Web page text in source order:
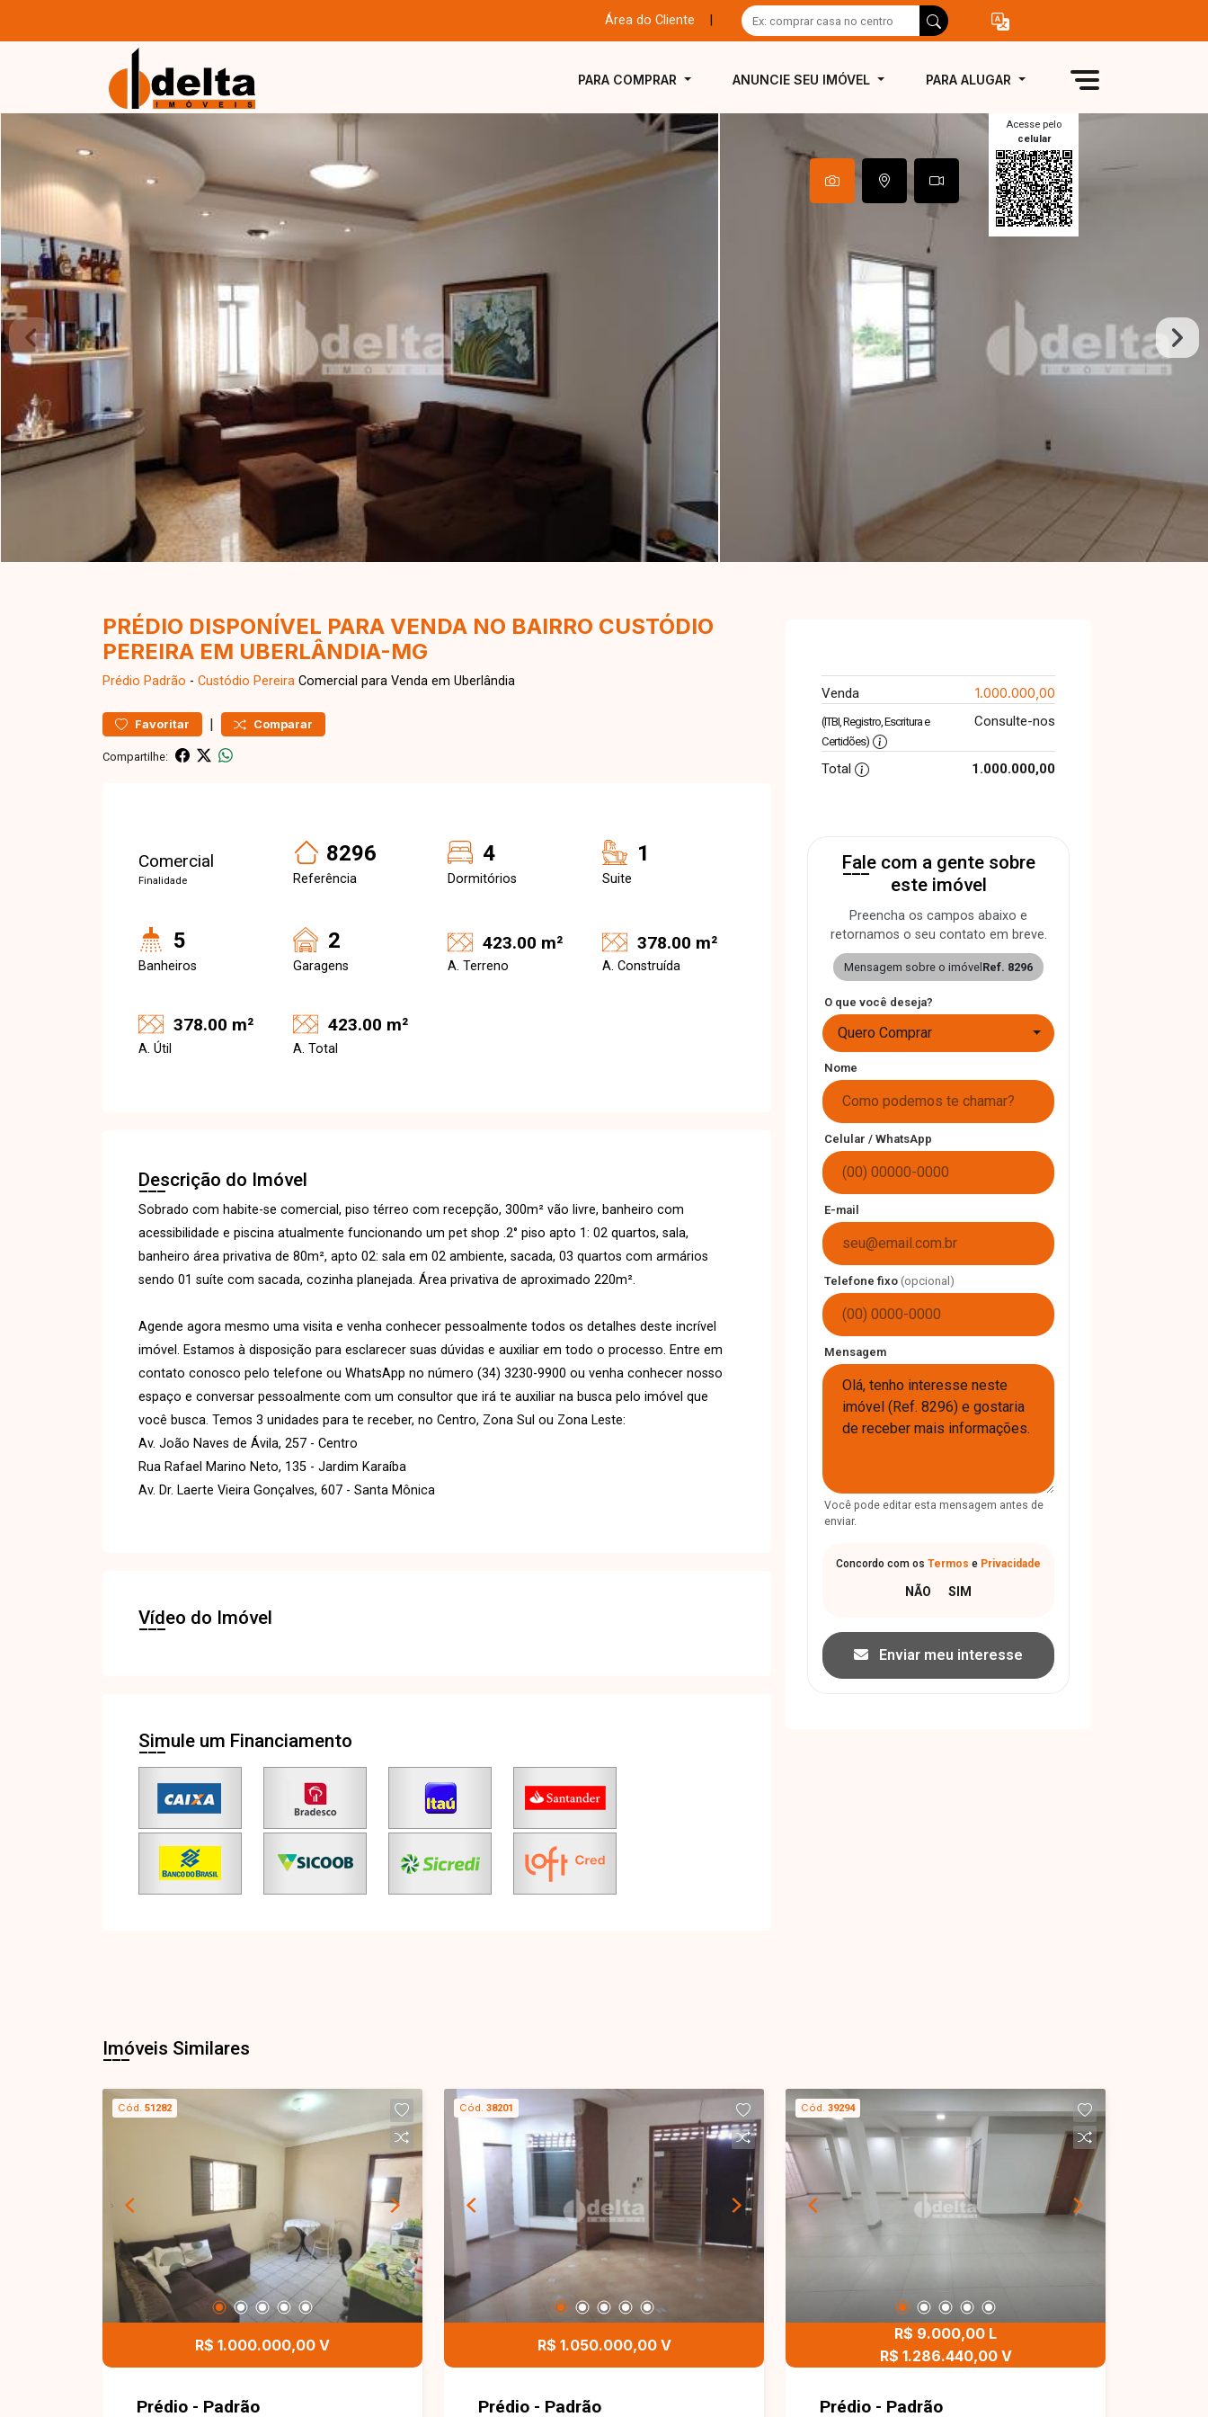
Área do Cliente
PARA COMPRAR ANUNCIE SEU IMÓVEL PARA ALUGAR
Acesse pelo
celular
PRÉDIO DISPONÍVEL PARA VENDA NO BAIRRO CUSTÓDIO
PEREIRA EM UBERLÂNDIA-MG
Prédio Padrão - Custódio Pereira Comercial para Venda em Uberlândia
Favoritar | Comparar
Compartilhe:
Comercial
Finalidade
8296
Referência
4
Dormitórios
1
Suite
5
Banheiros
2
Garagens
423.00 m²
A. Terreno
378.00 m²
A. Construída
378.00 m²
A. Útil
423.00 m²
A. Total
Descrição do Imóvel
Sobrado com habite-se comercial, piso térreo com recepção, 300m² vão livre, banheiro com
acessibilidade e piscina atualmente funcionando um pet shop .2° piso apto 1: 02 quartos, sala,
banheiro área privativa de 80m², apto 02: sala em 02 ambiente, sacada, 03 quartos com armários
sendo 01 suíte com sacada, cozinha planejada. Área privativa de aproximado 220m².
Agende agora mesmo uma visita e venha conhecer pessoalmente todos os detalhes deste incrível
imóvel. Estamos à disposição para esclarecer suas dúvidas e auxiliar em todo o processo. Entre em
contato conosco pelo telefone ou WhatsApp no número (34) 3230-9900 ou venha conhecer nosso
espaço e conversar pessoalmente com um consultor que irá te auxiliar na busca pelo imóvel que
você busca. Temos 3 unidades para te receber, no Centro, Zona Sul ou Zona Leste:
Av. João Naves de Ávila, 257 - Centro
Rua Rafael Marino Neto, 135 - Jardim Karaíba
Av. Dr. Laerte Vieira Gonçalves, 607 - Santa Mônica
Vídeo do Imóvel
Simule um Financiamento
Venda 1.000.000,00
(ITBI, Registro, Escritura e
Certidões)
Consulte-nos
Total 1.000.000,00
Fale com a gente sobre
este imóvel
Preencha os campos abaixo e
retornamos o seu contato em breve.
Mensagem sobre o imóvel Ref. 8296
O que você deseja?
Quero Comprar
Nome
Celular / WhatsApp
E-mail
Telefone fixo (opcional)
Mensagem
Você pode editar esta mensagem antes de
enviar.
Concordo com os Termos e Privacidade
Enviar meu interesse
Imóveis Similares
Cód. 51282
R$ 1.000.000,00 V
Prédio - Padrão
Cód. 38201
R$ 1.050.000,00 V
Prédio - Padrão
Cód. 39294
R$ 9.000,00 L
R$ 1.286.440,00 V
Prédio - Padrão